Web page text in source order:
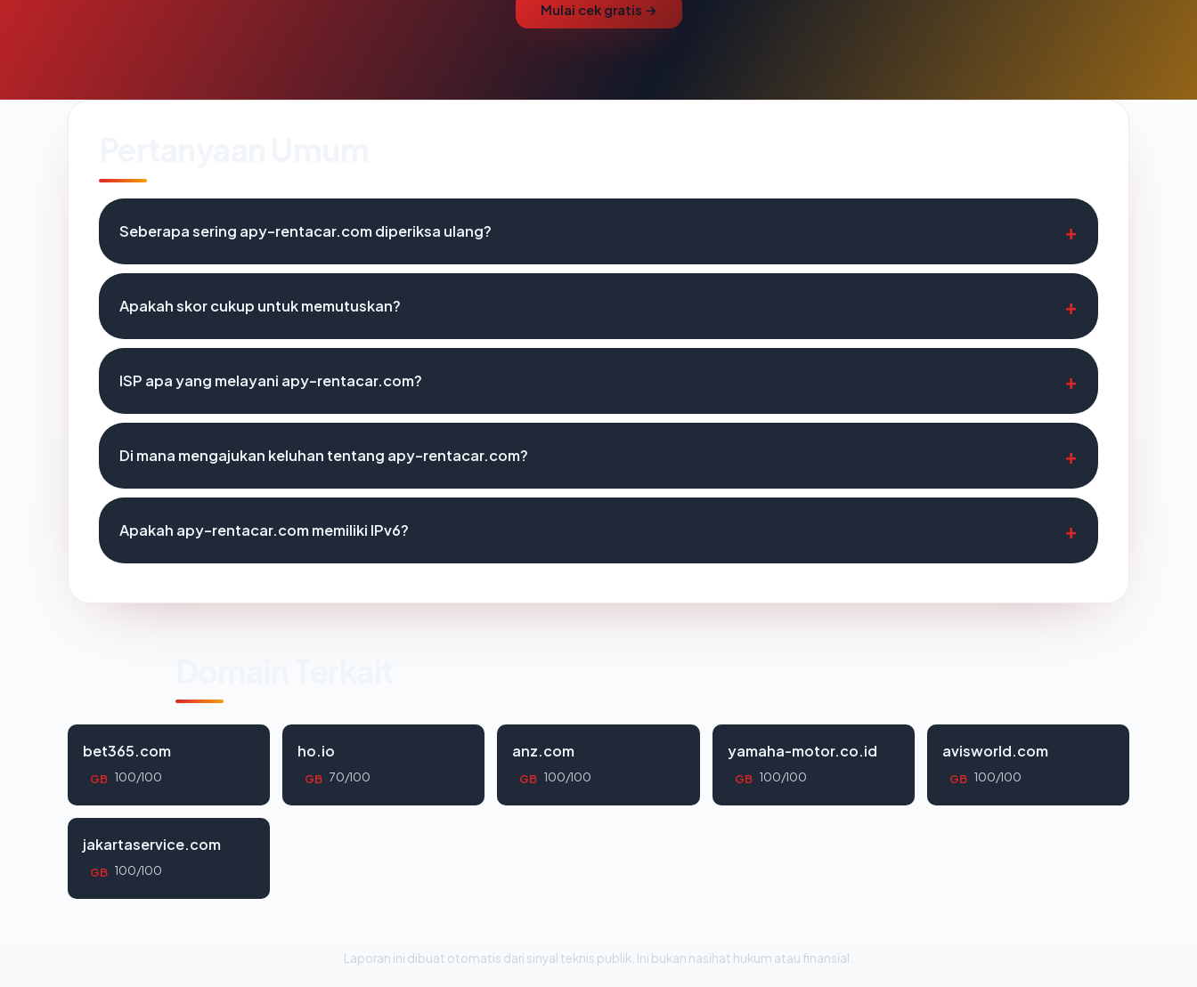
Mulai cek gratis →
Seberapa sering apy-rentacar.com diperiksa ulang?
Apakah skor cukup untuk memutuskan?
ISP apa yang melayani apy-rentacar.com?
Di mana mengajukan keluhan tentang apy-rentacar.com?
Apakah apy-rentacar.com memiliki IPv6?
bet365.com
GB 100/100
ho.io
GB 70/100
anz.com
GB 100/100
yamaha-motor.co.id
GB 100/100
avisworld.com
GB 100/100
jakartaservice.com
GB 100/100
Laporan ini dibuat otomatis dari sinyal teknis publik. Ini bukan nasihat hukum atau finansial.